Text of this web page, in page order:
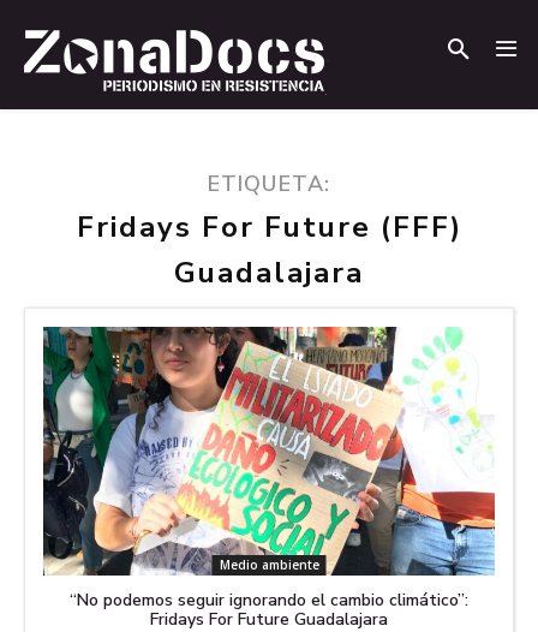
ETIQUETA:
Fridays For Future (FFF)
Guadalajara
Medio ambiente
“No podemos seguir ignorando el cambio climático”:
Fridays For Future Guadalajara